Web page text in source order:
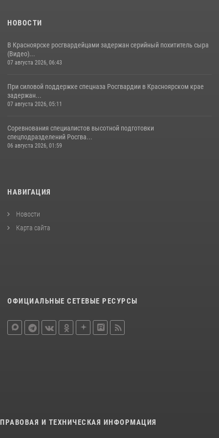
НОВОСТИ
В Красноярске росгвардейцами задержан серийный похититель сыра
(Видео)...
07 августа 2026, 06:43
При силовой поддержке спецназа Росгвардии в Красноярском крае
задержан...
07 августа 2026, 05:11
Соревнования специалистов высотной подготовки
спецподразделений Росгва...
06 августа 2026, 01:59
НАВИГАЦИЯ
Новости
Карта сайта
ОФИЦИАЛЬНЫЕ СЕТЕВЫЕ РЕСУРСЫ
ПРАВОВАЯ И ТЕХНИЧЕСКАЯ ИНФОРМАЦИЯ